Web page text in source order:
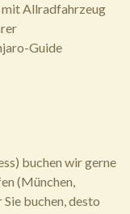
mit Allradfahrzeug
Guide
buchen wir gerne
(München,
buchen, desto